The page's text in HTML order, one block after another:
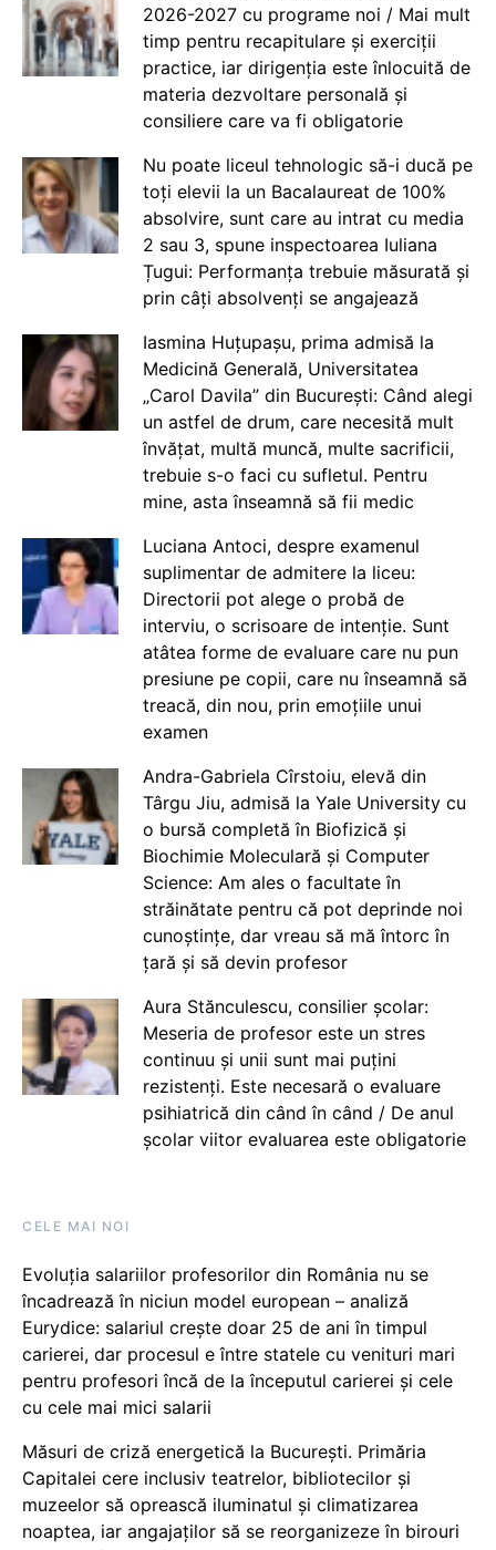
2026-2027 cu programe noi / Mai mult
timp pentru recapitulare și exerciții
practice, iar dirigenția este înlocuită de
materia dezvoltare personală și
consiliere care va fi obligatorie
Nu poate liceul tehnologic să-i ducă pe
toți elevii la un Bacalaureat de 100%
absolvire, sunt care au intrat cu media
2 sau 3, spune inspectoarea Iuliana
Țugui: Performanța trebuie măsurată și
prin câți absolvenți se angajează
Iasmina Huțupașu, prima admisă la
Medicină Generală, Universitatea
„Carol Davila” din București: Când alegi
un astfel de drum, care necesită mult
învățat, multă muncă, multe sacrificii,
trebuie s-o faci cu sufletul. Pentru
mine, asta înseamnă să fii medic
Luciana Antoci, despre examenul
suplimentar de admitere la liceu:
Directorii pot alege o probă de
interviu, o scrisoare de intenție. Sunt
atâtea forme de evaluare care nu pun
presiune pe copii, care nu înseamnă să
treacă, din nou, prin emoțiile unui
examen
Andra-Gabriela Cîrstoiu, elevă din
Târgu Jiu, admisă la Yale University cu
o bursă completă în Biofizică și
Biochimie Moleculară și Computer
Science: Am ales o facultate în
străinătate pentru că pot deprinde noi
cunoștințe, dar vreau să mă întorc în
țară și să devin profesor
Aura Stănculescu, consilier școlar:
Meseria de profesor este un stres
continuu și unii sunt mai puțini
rezistenți. Este necesară o evaluare
psihiatrică din când în când / De anul
școlar viitor evaluarea este obligatorie
CELE MAI NOI
Evoluția salariilor profesorilor din România nu se
încadrează în niciun model european – analiză
Eurydice: salariul crește doar 25 de ani în timpul
carierei, dar procesul e între statele cu venituri mari
pentru profesori încă de la începutul carierei și cele
cu cele mai mici salarii
Măsuri de criză energetică la București. Primăria
Capitalei cere inclusiv teatrelor, bibliotecilor și
muzeelor să oprească iluminatul și climatizarea
noaptea, iar angajaților să se reorganizeze în birouri